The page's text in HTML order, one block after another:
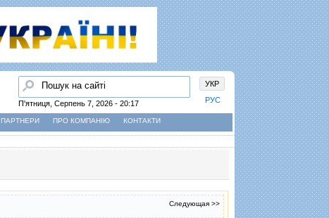
УКР
РУС
Пошук
П'ятниця, Серпень 7, 2026 - 20:17
ПАРТНЕРИ ПРО КОМПАНІЮ КОНТАКТИ
Следующая >>